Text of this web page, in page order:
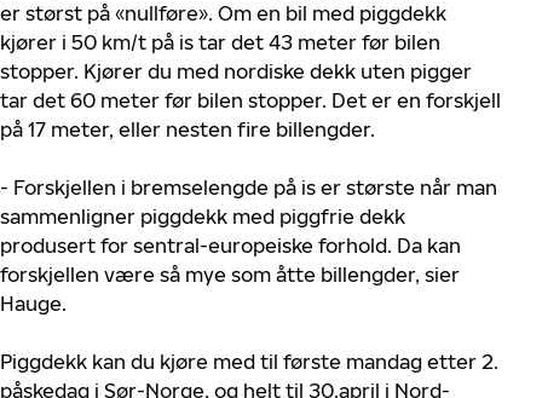
er størst på «nullføre». Om en bil med piggdekk
kjører i 50 km/t på is tar det 43 meter før bilen
stopper. Kjører du med nordiske dekk uten pigger
tar det 60 meter før bilen stopper. Det er en forskjell
på 17 meter, eller nesten fire billengder.
- Forskjellen i bremselengde på is er største når man
sammenligner piggdekk med piggfrie dekk
produsert for sentral-europeiske forhold. Da kan
forskjellen være så mye som åtte billengder, sier
Hauge.
Piggdekk kan du kjøre med til første mandag etter 2.
påskedag i Sør-Norge, og helt til 30.april i Nord-